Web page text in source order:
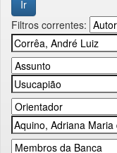
Filtros correntes: